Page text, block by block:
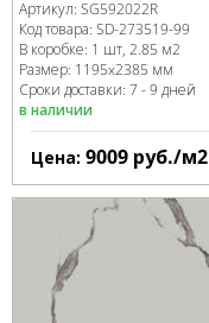
Артикул: SG592022R
Код товара: SD-273519-99
В коробке: 1 шт, 2.85 м2
Размер: 1195x2385 мм
Сроки доставки: 7 - 9 дней
в наличии
Цена: 9009 руб./м2